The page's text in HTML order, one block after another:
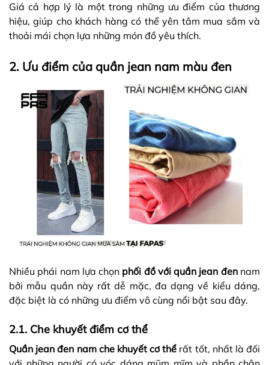
Giá cả hợp lý là một trong những ưu điểm của thương
hiệu, giúp cho khách hàng có thể yên tâm mua sắm và
thoải mái chọn lựa những món đồ yêu thích.
2. Ưu điểm của quần jean nam màu đen
Nhiều phái nam lựa chọn phối đồ với quần jean đennam
bởi mẫu quần này rất dễ mặc, đa dạng về kiểu dáng,
đặc biệt là có những ưu điểm vô cùng nổi bật sau đây.
2.1. Che khuyết điểm cơ thể
Quần jean đen nam che khuyết cơ thể rất tốt, nhất là đối